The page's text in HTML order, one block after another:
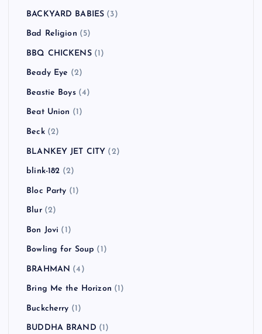
BACKYARD BABIES (3)
Bad Religion (5)
BBQ CHICKENS(1)
Beady Eye (2)
Beastie Boys(4)
Beat Union (1)
Beck(2)
BLANKEY JET CITY (2)
blink-182 (2)
Bloc Party (1)
Blur(2)
Bon Jovi (1)
Bowling for Soup (1)
BRAHMAN (4)
Bring Me the Horizon (1)
Buckcherry (1)
BUDDHA BRAND (1)